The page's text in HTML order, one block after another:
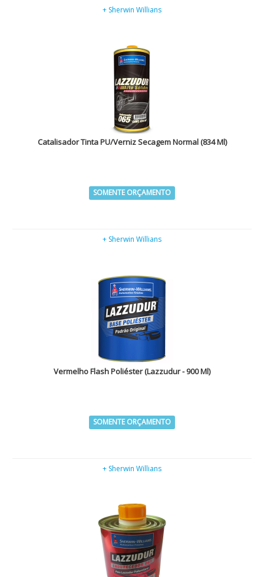
+ Sherwin Willians
Catalisador Tinta PU/Verniz Secagem Normal (834 Ml)
SOMENTE ORÇAMENTO
+ Sherwin Willians
Vermelho Flash Poliéster (Lazzudur - 900 Ml)
SOMENTE ORÇAMENTO
+ Sherwin Willians